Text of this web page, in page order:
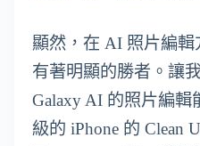
顯然，在 AI 照片編輯
有著明顯的勝者。讓
Galaxy AI 的照片編
級的 iPhone 的 Clean